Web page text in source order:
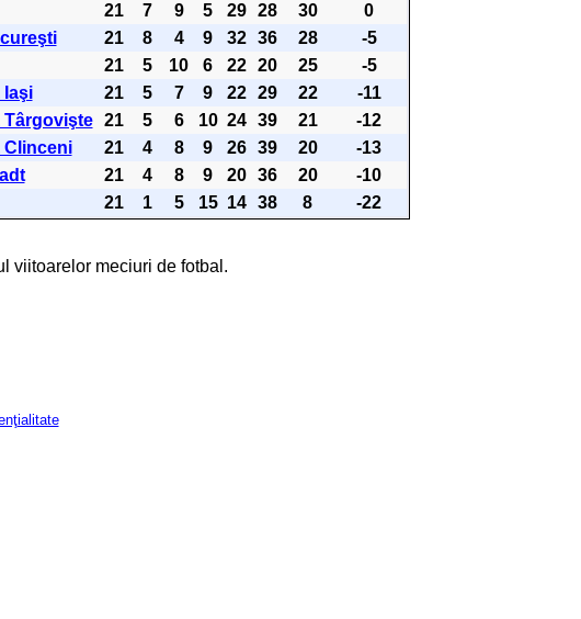
21 7 9 5 29 28 30
0
21 8 4 9 32 36 28
-5
21 5 10 6 22 20 25
-5
Iaşi 21 5 7 9 22 29 22
-11
Târgovişte 21 5 6 10 24 39 21
-12
Clinceni 21 4 8 9 26 39 20
-13
21 4 8 9 20 36 20
-10
21 1 5 15 14 38 8 -22
viitoarelor meciuri de fotbal.